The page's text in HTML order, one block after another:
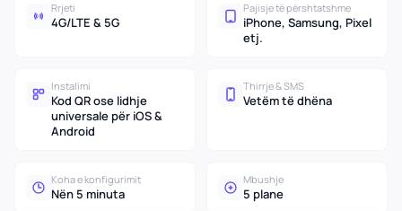
Rrjeti
4G/LTE & 5G
Pajisje të përshtatshme
iPhone, Samsung, Pixel
etj.
Instalimi
Kod QR ose lidhje
universale për iOS &
Android
Thirrje & SMS
Vetëm të dhëna
Koha e konfigurimit
Nën 5 minuta
Mbushje
5 plane